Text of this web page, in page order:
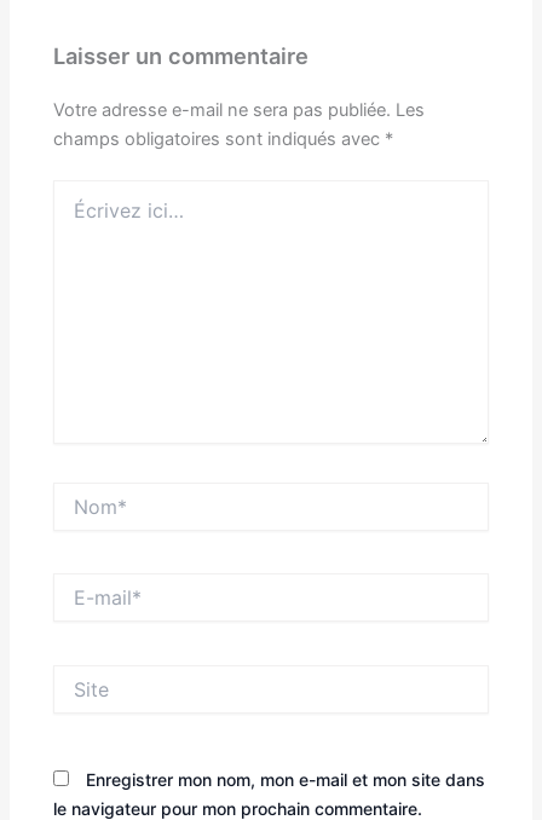
Laisser un commentaire
Votre adresse e-mail ne sera pas publiée. Les
champs obligatoires sont indiqués avec *
ici…
mail*
Enregistrer mon nom, mon e-mail et mon site dans
le navigateur pour mon prochain commentaire.